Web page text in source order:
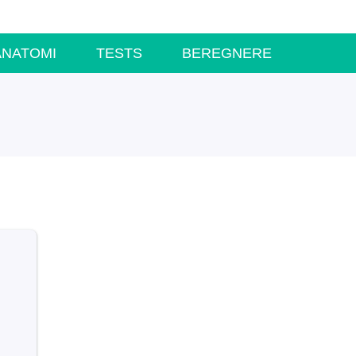
TESTS BEREGNERE